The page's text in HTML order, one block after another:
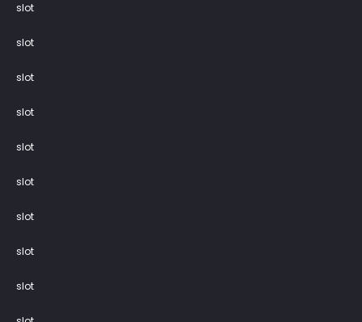
slot
slot
slot
slot
slot
slot
slot
slot
slot